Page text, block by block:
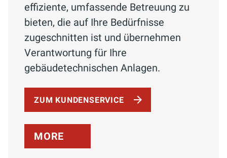
effiziente, umfassende Betreuung zu
bieten, die auf Ihre Bedürfnisse
zugeschnitten ist und übernehmen
Verantwortung für Ihre
gebäudetechnischen Anlagen.
ZUM KUNDENSERVICE
MORE